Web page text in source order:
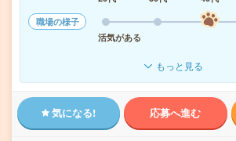
職場の様子
活気がある
もっと見る
気になる! 応募へ進む